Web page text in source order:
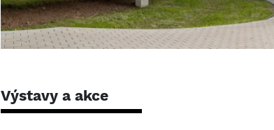
Výstavy a akce